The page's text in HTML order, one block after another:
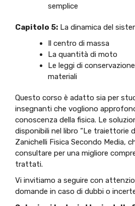
semplice
Capitolo 5: La dinamica del
Il centro di massa
La quantità di moto
Le leggi di
materiali
Questo corso è adatto sia per
insegnanti che vogliono
conoscenza della fisica. Le
disponibili nel libro “Le traiettorie
Zanichelli Fisica Secondo Media,
consultare per una migliore
trattati.
Vi invitiamo a seguire con
domande in caso di dubbi o